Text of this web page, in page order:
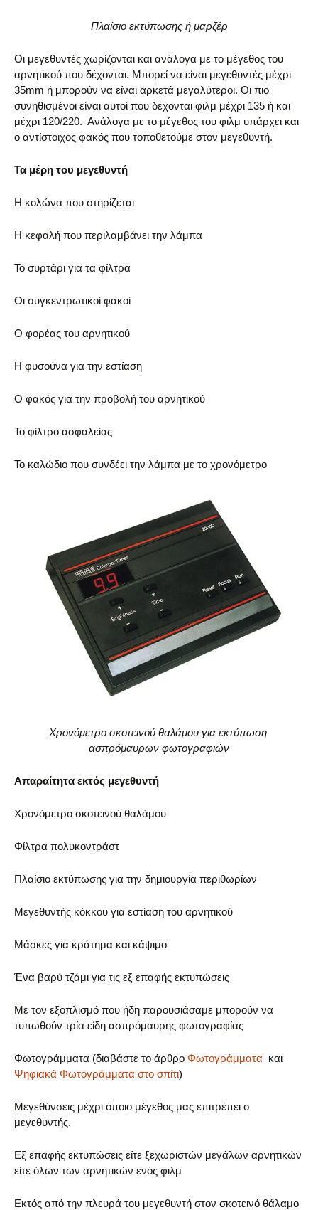
Πλαίσιο εκτύπωσης ή μαρζέρ
Οι μεγεθυντές χωρίζονται και ανάλογα με το μέγεθος του
αρνητικού που δέχονται. Μπορεί να είναι μεγεθυντές μέχρι
35mm ή μπορούν να είναι αρκετά μεγαλύτεροι. Οι πιο
συνηθισμένοι είναι αυτοί που δέχονται φιλμ μέχρι 135 ή και
μέχρι 120/220. Ανάλογα με το μέγεθος του φιλμ υπάρχει και
ο αντίστοιχος φακός που τοποθετούμε στον μεγεθυντή.
Τα μέρη του μεγεθυντή
Η κολώνα που στηρίζεται
Η κεφαλή που περιλαμβάνει την λάμπα
Το συρτάρι για τα φίλτρα
Οι συγκεντρωτικοί φακοί
Ο φορέας του αρνητικού
Η φυσούνα για την εστίαση
Ο φακός για την προβολή του αρνητικού
Το φίλτρο ασφαλείας
Το καλώδιο που συνδέει την λάμπα με το χρονόμετρο
Χρονόμετρο σκοτεινού θαλάμου για εκτύπωση
ασπρόμαυρων φωτογραφιών
Απαραίτητα εκτός μεγεθυντή
Χρονόμετρο σκοτεινού θαλάμου
Φίλτρα πολυκοντράστ
Πλαίσιο εκτύπωσης για την δημιουργία περιθωρίων
Μεγεθυντής κόκκου για εστίαση του αρνητικού
Μάσκες για κράτημα και κάψιμο
Ένα βαρύ τζάμι για τις εξ επαφής εκτυπώσεις
Με τον εξοπλισμό που ήδη παρουσιάσαμε μπορούν να
τυπωθούν τρία είδη ασπρόμαυρης φωτογραφίας
Φωτογράμματα (διαβάστε το άρθρο Φωτογράμματα και
Ψηφιακά Φωτογράμματα στο σπίτι)
Μεγεθύνσεις μέχρι όποιο μέγεθος μας επιτρέπει ο
μεγεθυντής.
Εξ επαφής εκτυπώσεις είτε ξεχωριστών μεγάλων αρνητικών
είτε όλων των αρνητικών ενός φιλμ
Εκτός από την πλευρά του μεγεθυντή στον σκοτεινό θάλαμο